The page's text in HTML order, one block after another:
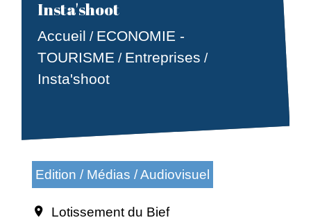
Insta'shoot
Accueil / ECONOMIE -
TOURISME / Entreprises /
Insta'shoot
Edition / Médias / Audiovisuel
location_on
Lotissement du Bief